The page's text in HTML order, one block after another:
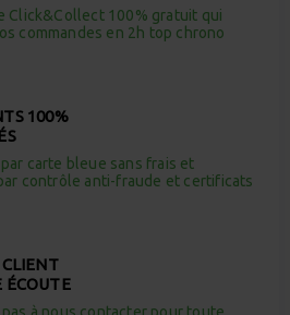
Click&Collect 100% gratuit qui
commandes en 2h top chrono
100%
carte bleue sans frais et
contrôle anti-fraude et certificats
CLIENT
ÉCOUTE